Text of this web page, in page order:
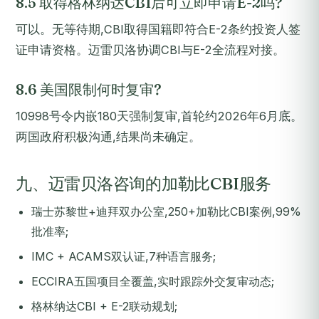
可以。无等待期,CBI取得国籍即符合E-2条约投资人签
证申请资格。迈雷贝洛协调CBI与E-2全流程对接。
8.6 美国限制何时复审?
10998号令内嵌180天强制复审,首轮约2026年6月底。
两国政府积极沟通,结果尚未确定。
九、迈雷贝洛咨询的加勒比CBI服务
瑞士苏黎世+迪拜双办公室,250+加勒比CBI案例,99%
批准率;
IMC + ACAMS双认证,7种语言服务;
ECCIRA五国项目全覆盖,实时跟踪外交复审动态;
格林纳达CBI + E-2联动规划;